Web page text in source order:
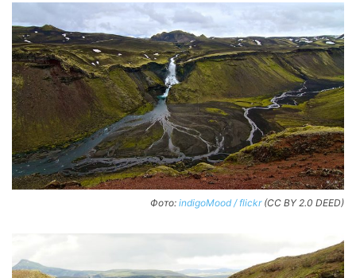
Фото: indigoMood / flickr(CC BY 2.0 DEED)